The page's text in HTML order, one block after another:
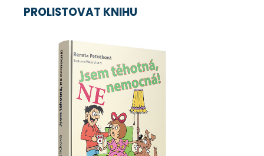
PROLISTOVAT KNIHU